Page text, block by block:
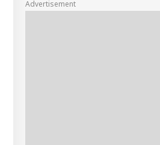
Advertisement